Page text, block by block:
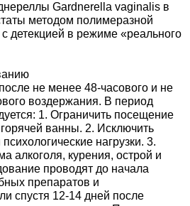
Gardnerella vaginalis в
методом полимеразной
детекцией в режиме «реального
не менее 48-часового и не
воздержания. В период
1. Ограничить посещение
ванны. 2. Исключить
нагрузки. 3.
алкоголя, курения, острой и
проводят до начала
препаратов и
спустя 12-14 дней после